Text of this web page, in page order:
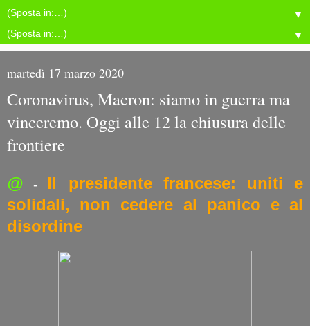
▼
▼
martedì 17 marzo 2020
Coronavirus, Macron: siamo in guerra ma
vinceremo. Oggi alle 12 la chiusura delle
frontiere
@ - Il presidente francese: uniti e
solidali, non cedere al panico e al
disordine